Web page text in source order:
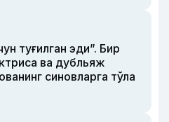
туғилган эди”. Бир
ва дубльяж
синовларга тўла